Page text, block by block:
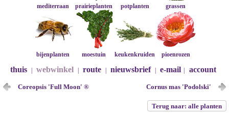
mediterraan prairieplanten potplanten grassen
bijenplanten moestuin keukenkruiden pioenrozen
thuis webwinkel route nieuwsbrief e-mail account
Coreopsis 'Full Moon' ® Cornus mas 'Podolski'
Terug naar: alle planten